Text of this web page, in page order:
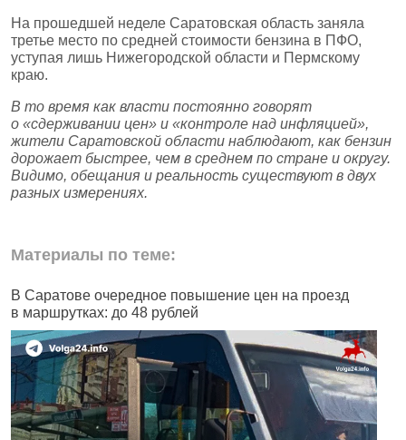
На прошедшей неделе Саратовская область заняла
третье место по средней стоимости бензина в ПФО,
уступая лишь Нижегородской области и Пермскому
краю.
В то время как власти постоянно говорят
о «сдерживании цен» и «контроле над инфляцией»,
жители Саратовской области наблюдают, как бензин
дорожает быстрее, чем в среднем по стране и округу.
Видимо, обещания и реальность существуют в двух
разных измерениях.
Материалы по теме:
В Саратове очередное повышение цен на проезд
в маршрутках: до 48 рублей